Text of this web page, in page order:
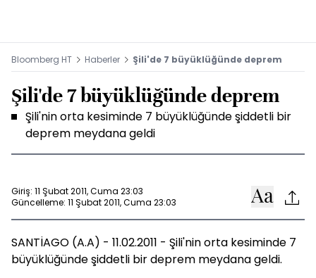
Bloomberg HT Haberler Şili'de 7 büyüklüğünde deprem
Şili'de 7 büyüklüğünde deprem
Şili'nin orta kesiminde 7 büyüklüğünde şiddetli bir
deprem meydana geldi
Giriş: 11 Şubat 2011, Cuma 23:03
Güncelleme: 11 Şubat 2011, Cuma 23:03
SANTİAGO (A.A) - 11.02.2011 - Şili'nin orta kesiminde 7
büyüklüğünde şiddetli bir deprem meydana geldi.